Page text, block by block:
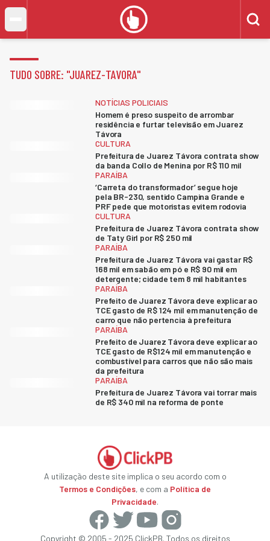
TUDO SOBRE: "JUAREZ-TAVORA"
NOTÍCIAS POLICIAIS
Homem é preso suspeito de arrombar
residência e furtar televisão em Juarez
Távora
CULTURA
Prefeitura de Juarez Távora contrata show
da banda Collo de Menina por R$ 110 mil
PARAÍBA
‘Carreta do transformador’ segue hoje
pela BR-230, sentido Campina Grande e
PRF pede que motoristas evitem rodovia
CULTURA
Prefeitura de Juarez Távora contrata show
de Taty Girl por R$ 250 mil
PARAÍBA
Prefeitura de Juarez Távora vai gastar R$
168 mil em sabão em pó e R$ 90 mil em
detergente; cidade tem 8 mil habitantes
PARAÍBA
Prefeito de Juarez Távora deve explicar ao
TCE gasto de R$ 124 mil em manutenção de
carro que não pertencia à prefeitura
PARAÍBA
Prefeito de Juarez Távora deve explicar ao
TCE gasto de R$124 mil em manutenção e
combustível para carros que não são mais
da prefeitura
PARAÍBA
Prefeitura de Juarez Távora vai torrar mais
de R$ 340 mil na reforma de ponte
A utilização deste site implica o seu acordo com o
Termos e Condições, e com a Política de
Privacidade.
Copyright © 2005 - 2025 ClickPB. Todos os direitos